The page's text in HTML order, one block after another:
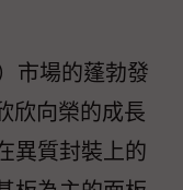
市場的蓬勃發
欣向榮的成長
異質封裝上的